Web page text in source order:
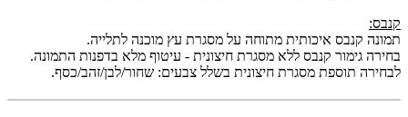
קנבס:
תמונה קנבס איכותית מתוחה על מסגרת עץ מוכנה לתלייה.
בחירה גימור קנבס ללא מסגרת חיצונית - עיטוף מלא בדפנות התמונה.
לבחירה תוספת מסגרת חיצונית בשלל צבעים: שחור/לבן/זהב/כסף.